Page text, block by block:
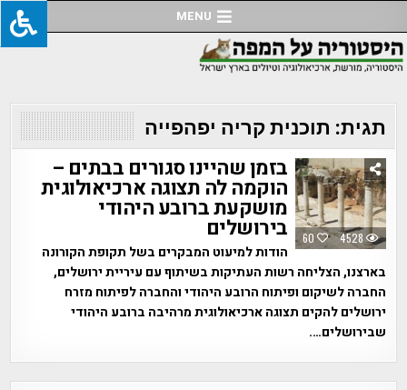
to
content
MENU
תגית: תוכנית קריה יפהפייה
60 4528
בזמן שהיינו סגורים בבתים –
הוקמה לה תצוגה ארכיאולוגית
מושקעת ברובע היהודי
בירושלים
הודות למיעוט המבקרים בשל תקופת הקורונה
בארצנו, הצליחה רשות העתיקות בשיתוף עם עיריית ירושלים,
החברה לשיקום ופיתוח הרובע היהודי והחברה לפיתוח מזרח
ירושלים להקים תצוגה ארכיאולוגית מרהיבה ברובע היהודי
שבירושלים….